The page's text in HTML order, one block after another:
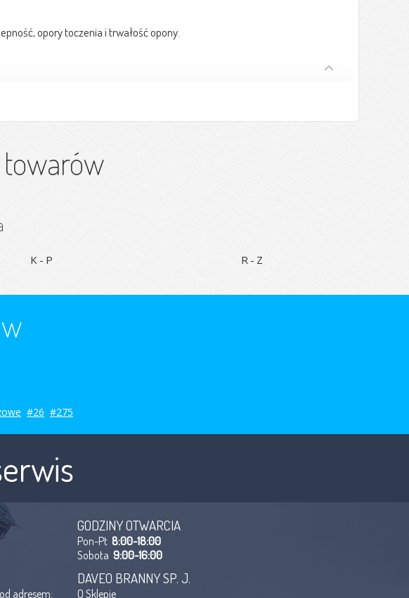
opory toczenia i trwałość opony.
K-P R-Z
#26 #275
adresem:
GODZINY OTWARCIA
Pon-Pt 8:00-18:00
Sobota 9:00-16:00
DAVEO BRANNY SP. J.
O Sklepie